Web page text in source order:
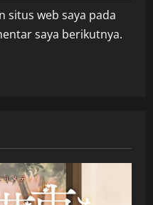
situs web saya pada
saya berikutnya.